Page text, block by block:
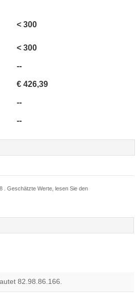
< 300
< 300
--
€ 426,39
--
--
. Geschätzte Werte, lesen Sie den
82.98.86.166.